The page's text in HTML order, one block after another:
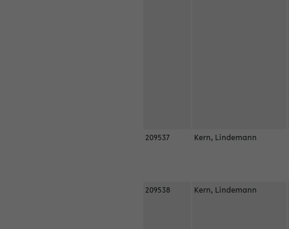
209537 Kern, Lindemann
209538 Kern, Lindemann